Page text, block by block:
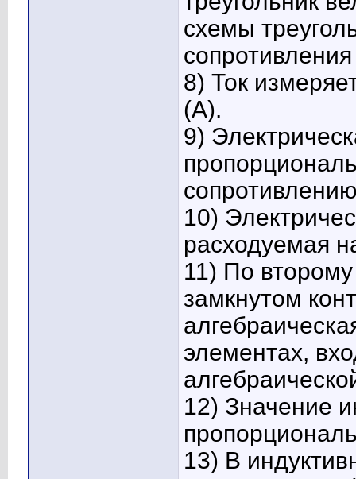
схемы
8) Ток
(А).
9)
10)
расходуемая
11) По
замкнутом
элементах,
12) Значение
13) В